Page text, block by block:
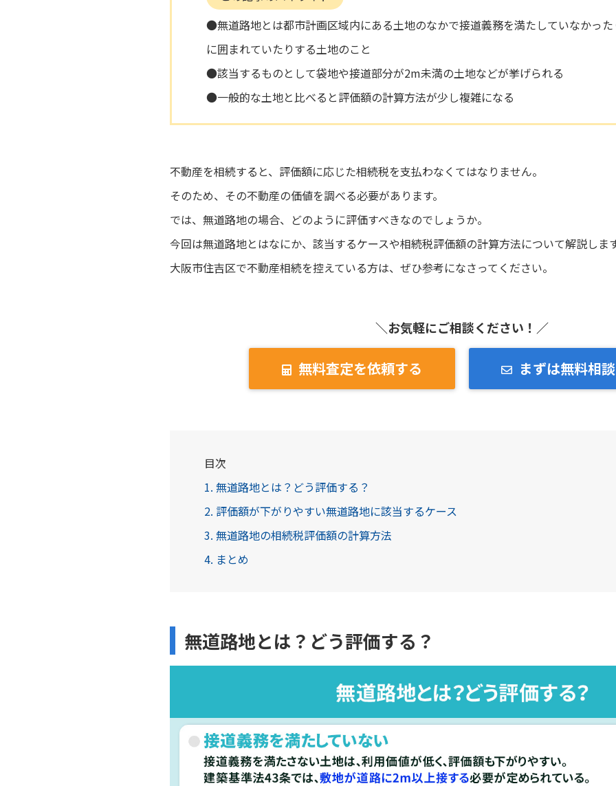
●無道路地とは都市計画区域内にある土地のなかで接道義務を満たしていなかっ
に囲まれていたりする土地のこと
●該当するものとして袋地や接道部分が2m未満の土地などが挙げられる
●一般的な土地と比べると評価額の計算方法が少し複雑になる
不動産を相続すると、評価額に応じた相続税を支払わなくてはなりません。
そのため、その不動産の価値を調べる必要があります。
では、無道路地の場合、どのように評価すべきなのでしょうか。
今回は無道路地とはなにか、該当するケースや相続税評価額の計算方法について解説しま
大阪市住吉区で不動産相続を控えている方は、ぜひ参考になさってください。
＼お気軽にご相談ください！／
無料査定を依頼する まずは無料相
目次
1. 無道路地とは？どう評価する？
2. 評価額が下がりやすい無道路地に該当するケース
3. 無道路地の相続税評価額の計算方法
4. まとめ
無道路地とは？どう評価する？